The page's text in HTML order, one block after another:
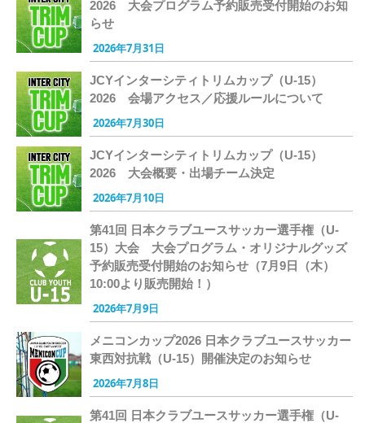
2026 大会プログラム予約販売受付開始のお知
らせ
2026年7月31日
JCYインターシティトリムカップ（U-15）
2026 会場アクセス／応援ルールについて
2026年7月30日
JCYインターシティトリムカップ（U-15）
2026 大会概要・出場チーム決定
2026年7月10日
第41回 日本クラブユースサッカー選手権（U-
15）大会 大会プログラム・オリジナルグッズ
予約販売受付開始のお知らせ（7月9日（木）
10:00より販売開始！）
2026年7月9日
メニコンカップ2026 日本クラブユースサッカー
東西対抗戦（U-15）開催決定のお知らせ
2026年7月8日
第41回 日本クラブユースサッカー選手権（U-